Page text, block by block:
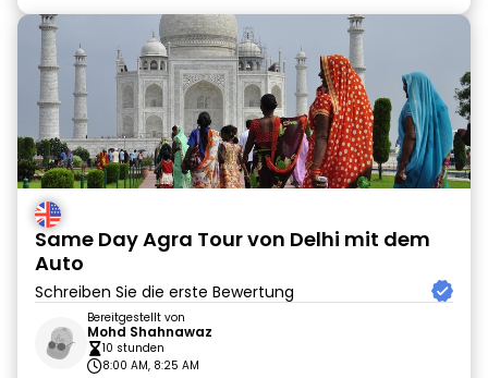
Same Day Agra Tour von Delhi mit dem
Auto
Schreiben Sie die erste Bewertung
Bereitgestellt von
Mohd Shahnawaz
10 stunden
8:00 AM, 8:25 AM